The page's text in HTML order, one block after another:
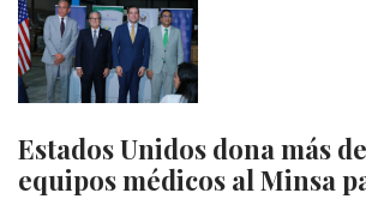
Estados Unidos dona más
equipos médicos al Minsa